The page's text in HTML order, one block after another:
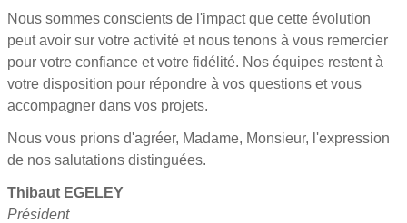
Nous sommes conscients de l'impact que cette évolution
peut avoir sur votre activité et nous tenons à vous remercier
pour votre confiance et votre fidélité. Nos équipes restent à
votre disposition pour répondre à vos questions et vous
accompagner dans vos projets.
Nous vous prions d'agréer, Madame, Monsieur, l'expression
de nos salutations distinguées.
Thibaut EGELEY
Président